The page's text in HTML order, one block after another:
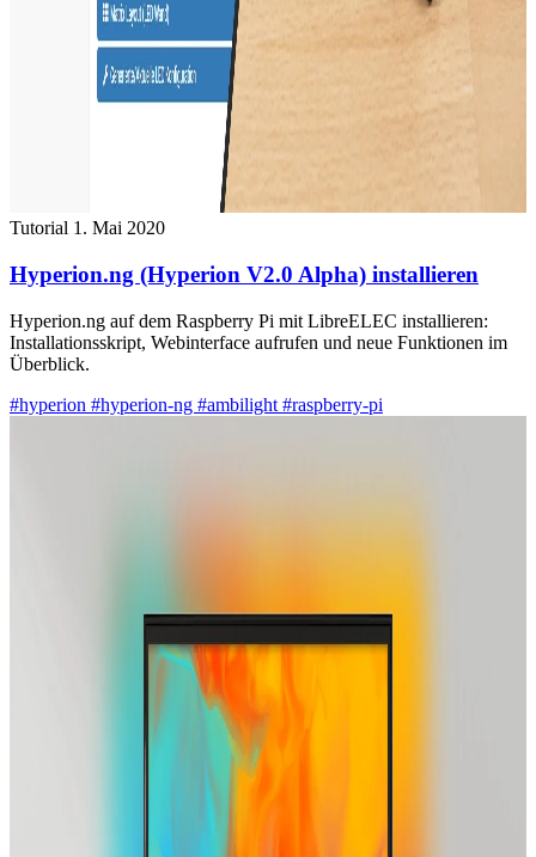
Tutorial 1. Mai 2020
Hyperion.ng (Hyperion V2.0 Alpha) installieren
Hyperion.ng auf dem Raspberry Pi mit LibreELEC installieren:
Installationsskript, Webinterface aufrufen und neue Funktionen im
Überblick.
#hyperion #hyperion-ng #ambilight #raspberry-pi